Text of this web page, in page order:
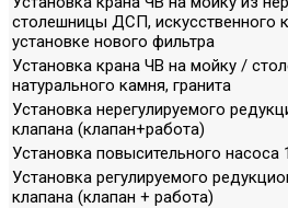
столешницы ДСП, искусственного
установке нового фильтра
Установка крана ЧВ на мойку /
натурального камня, гранита
Установка нерегулируемого
клапана (клапан+работа)
Установка повысительного насоса
Установка регулируемого
клапана (клапан + работа)